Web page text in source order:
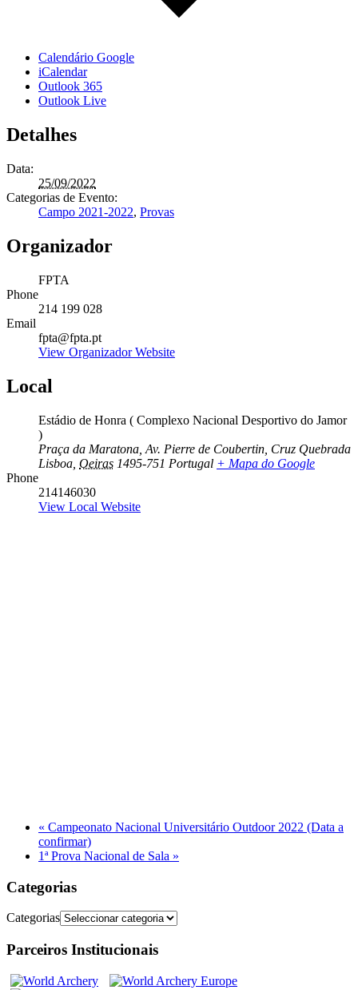
Calendário Google
iCalendar
Outlook 365
Outlook Live
Detalhes
Data:
25/09/2022
Categorias de Evento:
Campo 2021-2022, Provas
Organizador
FPTA
Phone
214 199 028
Email
fpta@fpta.pt
View Organizador Website
Local
Estádio de Honra ( Complexo Nacional Desportivo do Jamor
)
Praça da Maratona, Av. Pierre de Coubertin, Cruz Quebrada
Lisboa Oeiras 1495-751 Portugal + Mapa do Google
Phone
214146030
View Local Website
« Campeonato Nacional Universitário Outdoor 2022 (Data a
confirmar)
1ª Prova Nacional de Sala »
Categorias
Categorias
Parceiros Institucionais